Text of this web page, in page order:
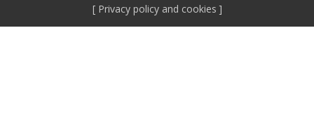
Privacy policy and cookies